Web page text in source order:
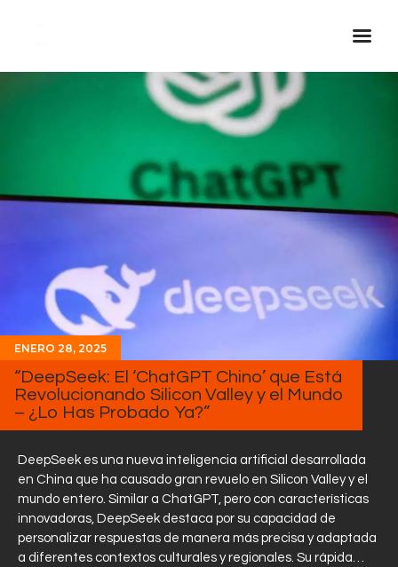
Inicio Real FM
En Vivo
Descarga La APP
Noticias
Equipo
Sobre Nosotros
Contactos
ENERO 28, 2025
“DeepSeek: El ‘ChatGPT Chino’ que Está
Revolucionando Silicon Valley y el Mundo
– ¿Lo Has Probado Ya?”
DeepSeek es una nueva inteligencia artificial desarrollada
en China que ha causado gran revuelo en Silicon Valley y el
mundo entero. Similar a ChatGPT, pero con características
innovadoras, DeepSeek destaca por su capacidad de
personalizar respuestas de manera más precisa y adaptada
a diferentes contextos culturales y regionales. Su rápida…